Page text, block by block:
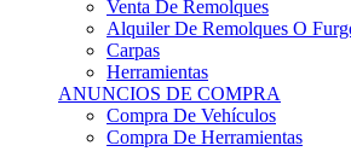
Venta De Remolques
Alquiler De Remolques O
Carpas
Herramientas
ANUNCIOS DE COMPRA
Compra De Vehículos
Compra De Herramientas